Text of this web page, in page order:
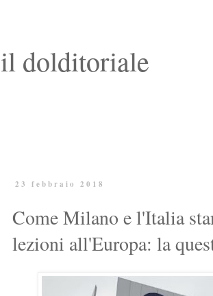
il dolditoriale
23 febbraio 2018
Come Milano e l'Italia
lezioni all'Europa: la